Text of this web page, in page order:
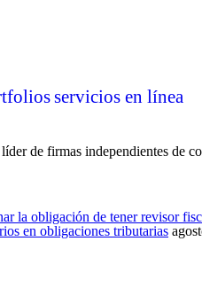
servicios en línea
de firmas independientes de
la obligación de tener revisor
en obligaciones tributarias